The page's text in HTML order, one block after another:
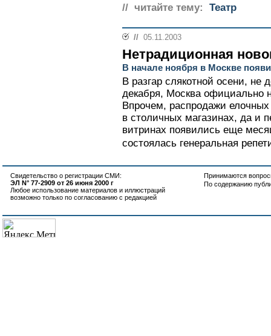
// читайте тему: Театр
// 05.11.2003
Нетрадиционная
В начале ноября в Москве
В разгар слякотной осени, не
декабря, Москва официально
Впрочем, распродажи
в столичных магазинах, да и
витринах появились еще
состоялась генеральная
Свидетельство о регистрации СМИ:
ЭЛ N° 77-2909 от 26 июня 2000 г
Любое использование материалов и иллюстраций
возможно только по согласованию с редакцией
Принимаются
По содержанию